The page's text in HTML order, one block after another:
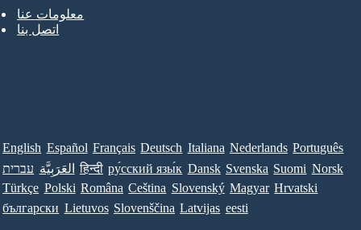
معلومات عنا
اتصل بنا
English Español Français Deutsch Italiana Nederlands Português
עברית العَرَبِيَّة हिन्दी ру́сский язы́к Dansk Svenska Suomi Norsk
Türkçe Polski Româna Ceština Slovenský Magyar Hrvatski
български Lietuvos Slovenščina Latvijas eesti